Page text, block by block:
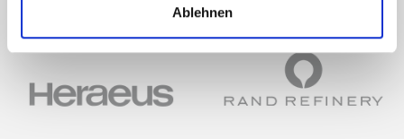
Ablehnen